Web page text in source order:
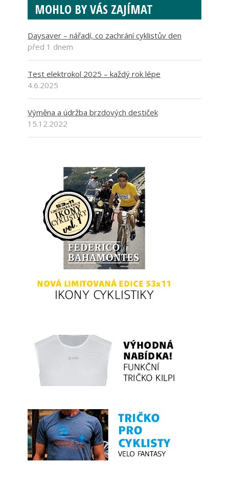
MOHLO BY VÁS ZAJÍMAT
Daysaver – nářadí, co zachrání cyklistův den
před 1 dnem
Test elektrokol 2025 – každý rok lépe
4.6.2025
Výměna a údržba brzdových destiček
15.12.2022